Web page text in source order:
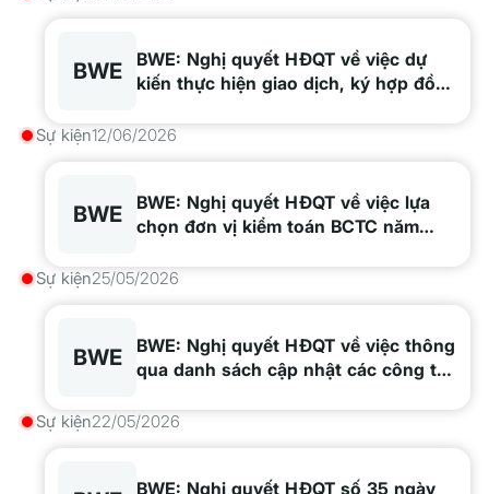
BWE
BWE: Nghị quyết HĐQT về việc dự
kiến thực hiện giao dịch, ký hợp đồng
Sự kiện12/06/2026
BWE
BWE: Nghị quyết HĐQT về việc lựa
chọn đơn vị kiểm toán BCTC năm
Sự kiện25/05/2026
BWE
BWE: Nghị quyết HĐQT về việc thông
qua danh sách cập nhật các công ty
đồng/giao dịch trong năm 2026
Sự kiện22/05/2026
BWE: Nghị quyết HĐQT số 35 ngày